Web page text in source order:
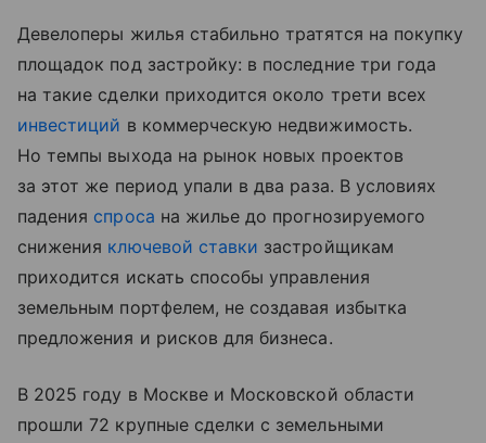
Девелоперы жилья стабильно тратятся на покупку
площадок под застройку: в последние три года
на такие сделки приходится около трети всех
инвестиций в коммерческую недвижимость.
Но темпы выхода на рынок новых проектов
за этот же период упали в два раза. В условиях
падения спроса на жилье до прогнозируемого
снижения ключевой ставки застройщикам
приходится искать способы управления
земельным портфелем, не создавая избытка
предложения и рисков для бизнеса.
В 2025 году в Москве и Московской области
прошли 72 крупные сделки с земельными